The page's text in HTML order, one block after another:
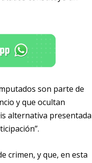
son parte de
y que ocultan
alternativa presentada
crimen, y que, en esta